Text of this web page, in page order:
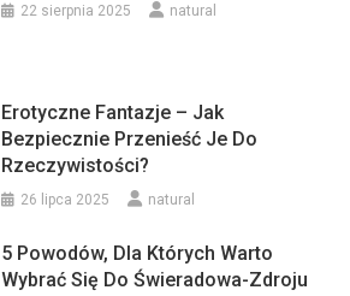
22 sierpnia 2025 natural
Erotyczne Fantazje – Jak
Bezpiecznie Przenieść Je Do
Rzeczywistości?
26 lipca 2025 natural
5 Powodów, Dla Których Warto
Wybrać Się Do Świeradowa-Zdroju